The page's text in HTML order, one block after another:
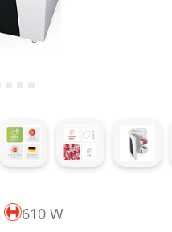
610 W